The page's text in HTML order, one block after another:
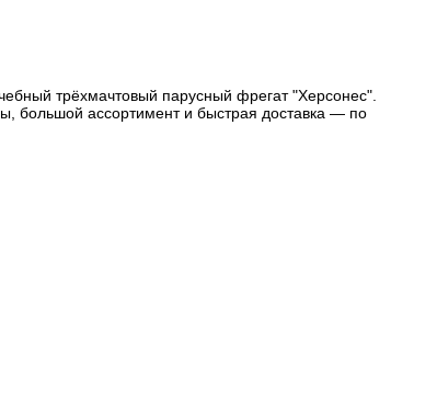
трёхмачтовый парусный фрегат "Херсонес".
большой ассортимент и быстрая доставка — по